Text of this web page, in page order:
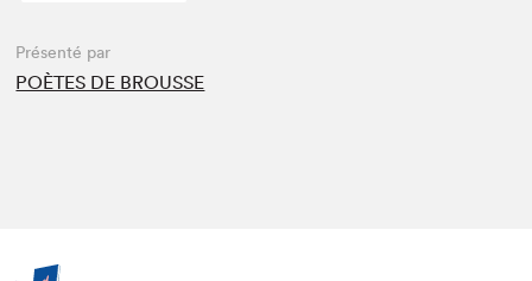
Présenté par
POÈTES DE BROUSSE